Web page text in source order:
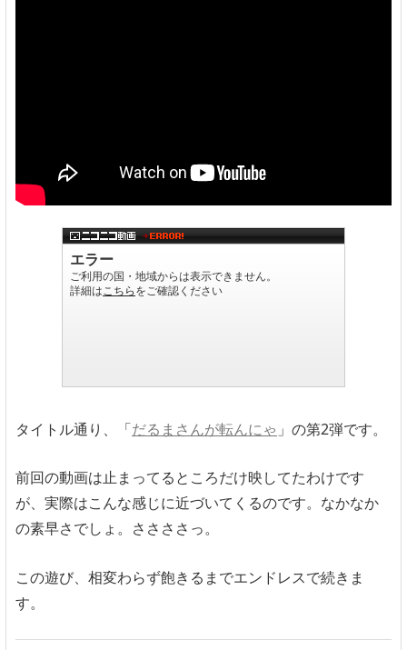
タイトル通り、「だるまさんが転んにゃ 」の第2弾です。
前回の動画は止まってるところだけ映してたわけです
が、実際はこんな感じに近づいてくるのです。なかなか
の素早さでしょ。ささささっ。
この遊び、相変わらず飽きるまでエンドレスで続きま
す。